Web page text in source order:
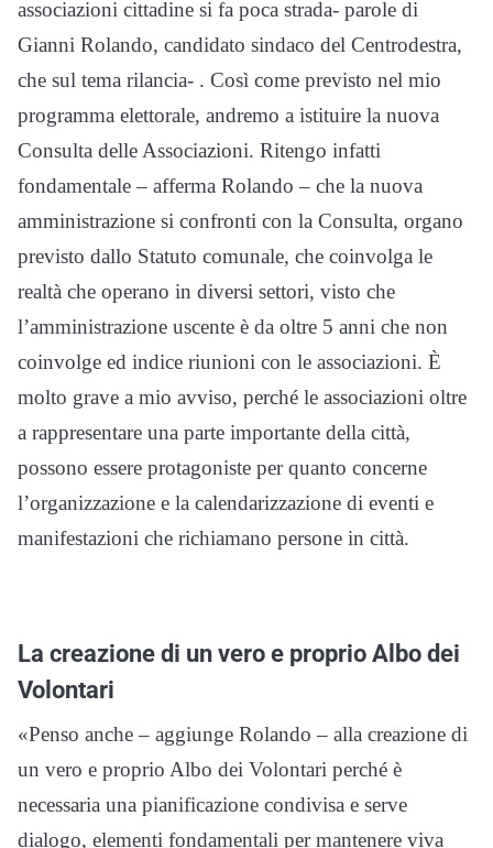
associazioni cittadine si fa poca strada- parole di
Gianni Rolando, candidato sindaco del Centrodestra,
che sul tema rilancia- . Così come previsto nel mio
programma elettorale, andremo a istituire la nuova
Consulta delle Associazioni. Ritengo infatti
fondamentale – afferma Rolando – che la nuova
amministrazione si confronti con la Consulta, organo
previsto dallo Statuto comunale, che coinvolga le
realtà che operano in diversi settori, visto che
l’amministrazione uscente è da oltre 5 anni che non
coinvolge ed indice riunioni con le associazioni. È
molto grave a mio avviso, perché le associazioni oltre
a rappresentare una parte importante della città,
possono essere protagoniste per quanto concerne
l’organizzazione e la calendarizzazione di eventi e
manifestazioni che richiamano persone in città.
La creazione di un vero e proprio Albo dei
Volontari
«Penso anche – aggiunge Rolando – alla creazione di
un vero e proprio Albo dei Volontari perché è
necessaria una pianificazione condivisa e serve
dialogo, elementi fondamentali per mantenere viva